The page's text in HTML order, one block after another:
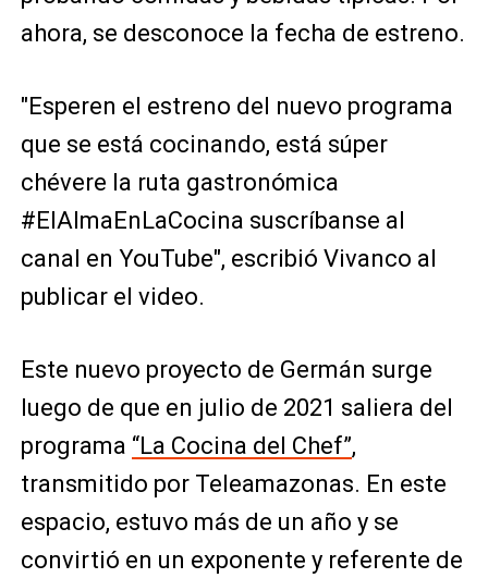
ahora, se desconoce la fecha de estreno.
"Esperen el estreno del nuevo programa
que se está cocinando, está súper
chévere la ruta gastronómica
#ElAlmaEnLaCocina suscríbanse al
canal en YouTube", escribió Vivanco al
publicar el video.
Este nuevo proyecto de Germán surge
luego de que en julio de 2021 saliera del
programa “La Cocina del Chef”,
transmitido por Teleamazonas. En este
espacio, estuvo más de un año y se
convirtió en un exponente y referente de